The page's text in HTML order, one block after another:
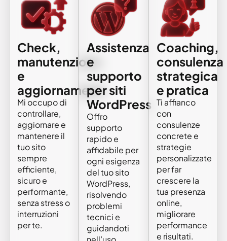
Check,
manutenzione
e
aggiornamenti
Mi occupo di
controllare,
aggiornare e
mantenere il
tuo sito
sempre
efficiente,
sicuro e
performante,
senza stress o
interruzioni
per te.
Assistenza
e
supporto
per siti
WordPress
Offro
supporto
rapido e
affidabile per
ogni esigenza
del tuo sito
WordPress,
risolvendo
problemi
tecnici e
guidandoti
Coaching,
consulenza
strategica
e pratica
Ti affianco
con
consulenze
concrete e
strategie
personalizzate
per far
crescere la
tua presenza
online,
migliorare
performance
e risultati.